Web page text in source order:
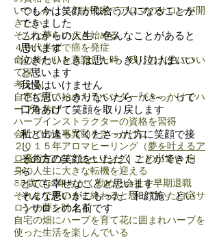
いつしか「この古民家でアロマのサロンを開
きたい」
そんな夢をいだき始める
４０代半ばで癌を発症
命の終わりを意識した時 残りの人生につい
て深く
考える
自宅で育て始めたラベンダーがきっかけでハ
ーブを学び
ハーブインストラクターの資格を習得
会社での人事異動をきっかけに
２０１５年アロマヒーリング（夢を叶えるア
ロ魔術®アロマヒーリング）との出逢い自
身の人生に大きな転機を迎える
55歳で30年ちかく勤めた会社を早期退職
それまで夢のまま終わると思っていた自宅サ
ロンの夢を叶える
自宅の畑にハーブを育て花に囲まれハーブを
使った生活を楽しんでいる
でも今は笑顔が似合う人になることが
できました
これからの人生 色んなことがあると
思います
泣きたいときは思いっきり泣けばいい
と思います
我慢はいけません
でも思いっきりないたら「い～」って
口角あげて笑顔を取り戻します
私と出逢ってくださった方に笑顔で接
し
その方の笑顔をいただくことができた
ら
とても幸せなことと思います
​そんな思いがこもった「和顔施」とい
うサロンの名前です